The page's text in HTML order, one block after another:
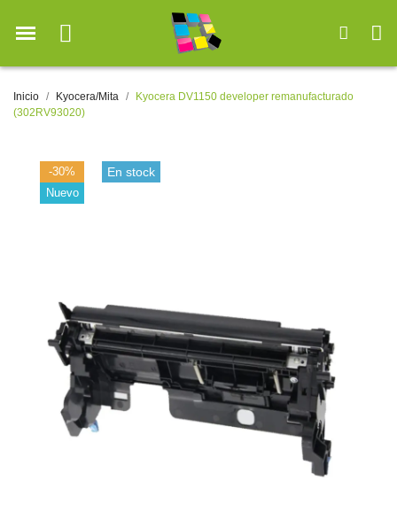
Inicio Kyocera/Mita
Kyocera DV1150 developer remanufacturado
(302RV93020)
-30%
Nuevo
En stock